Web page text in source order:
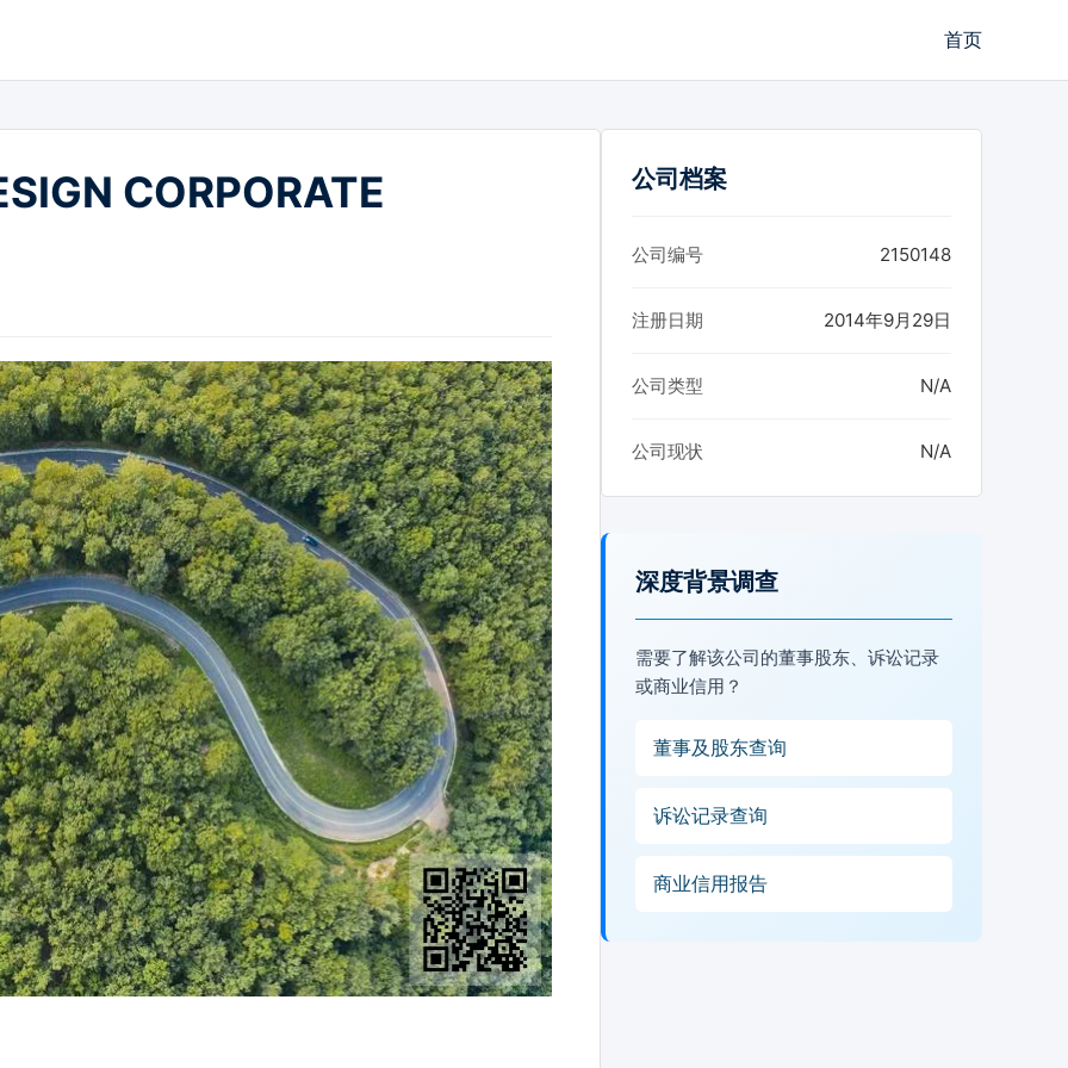
首页
CORPORATE 公司档案
公司编号 2150148
注册日期 2014年9月29日
公司类型 N/A
公司现状 N/A
深度背景调查
需要了解该公司的董事股东、诉讼记录
或商业信用？
董事及股东查询
诉讼记录查询
商业信用报告